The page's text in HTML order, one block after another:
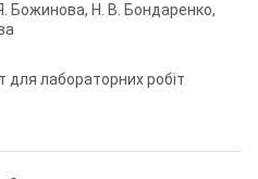
Божинова, Н. В. Бондаренко,
для лабораторних робіт